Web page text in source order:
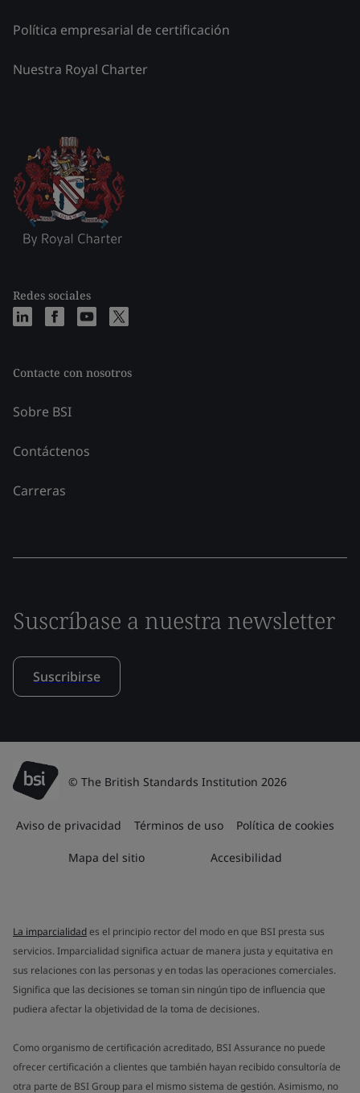
Política empresarial de certificación
Nuestra Royal Charter
Redes sociales
Contacte con nosotros
Sobre BSI
Contáctenos
Carreras
Suscríbase a nuestra newsletter
Suscribirse
© The British Standards Institution 2026
Aviso de privacidad Términos de uso Política de cookies
Mapa del sitio Accesibilidad
La imparcialidades el principio rector del modo en que BSI presta sus
servicios. Imparcialidad significa actuar de manera justa y equitativa en
sus relaciones con las personas y en todas las operaciones comerciales.
Significa que las decisiones se toman sin ningún tipo de influencia que
pudiera afectar la objetividad de la toma de decisiones.
Como organismo de certificación acreditado, BSI Assurance no puede
ofrecer certificación a clientes que también hayan recibido consultoría de
otra parte de BSI Group para el mismo sistema de gestión. Asimismo, no